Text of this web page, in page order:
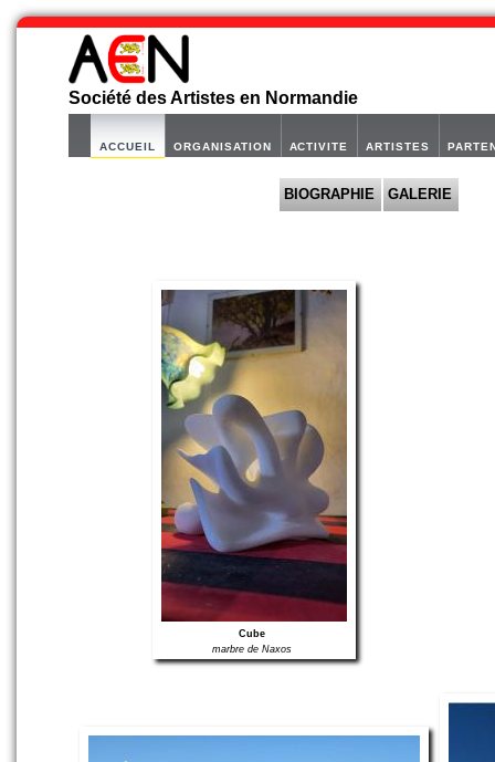
Société des Artistes en Normandie
ACCUEIL ORGANISATION ACTIVITE ARTISTES
BIOGRAPHIE GALERIE
Cube
marbre de Naxos